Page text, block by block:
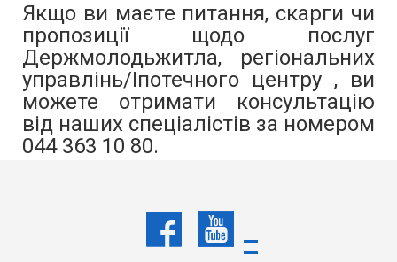
Якщо ви маєте питання, скарги чи
пропозиції щодо послуг
Держмолодьжитла, регіональних
управлінь/Іпотечного центру , ви
можете отримати консультацію
від наших спеціалістів за номером
044 363 10 80.
спеціаліст зареєструє звернення
для подальшого аналізу.